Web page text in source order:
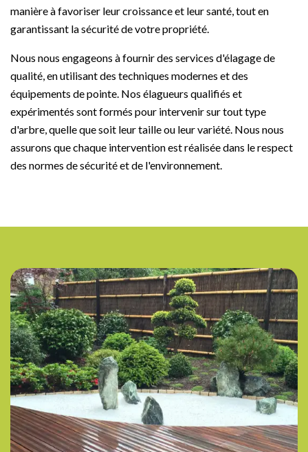
manière à favoriser leur croissance et leur santé, tout en
garantissant la sécurité de votre propriété.
Nous nous engageons à fournir des services d'élagage de
qualité, en utilisant des techniques modernes et des
équipements de pointe. Nos élagueurs qualifiés et
expérimentés sont formés pour intervenir sur tout type
d'arbre, quelle que soit leur taille ou leur variété. Nous nous
assurons que chaque intervention est réalisée dans le respect
des normes de sécurité et de l'environnement.